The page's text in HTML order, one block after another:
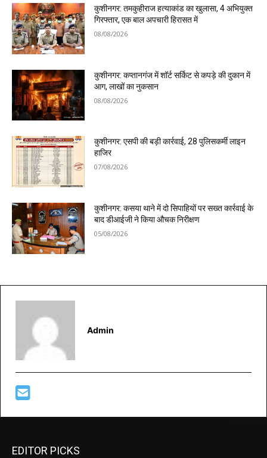
कुशीनगर: तमकुहीराज हत्याकांड का खुलासा, 4 अभियुक्त
गिरफ्तार, एक बाल अपचारी हिरासत में
08/08/2026
कुशीनगर: कप्तानगंज में शॉर्ट सर्किट से कपड़े की दुकान में
आग, लाखों का नुकसान
08/08/2026
कुशीनगर: एसपी की बड़ी कार्रवाई, 28 पुलिसकर्मी लाइन
हाजिर
07/08/2026
कुशीनगर: कसया थाने में दो सिपाहियों पर सख्त कार्रवाई के
बाद डीआईजी ने किया औचक निरीक्षण
05/08/2026
Admin
EDITOR PICKS